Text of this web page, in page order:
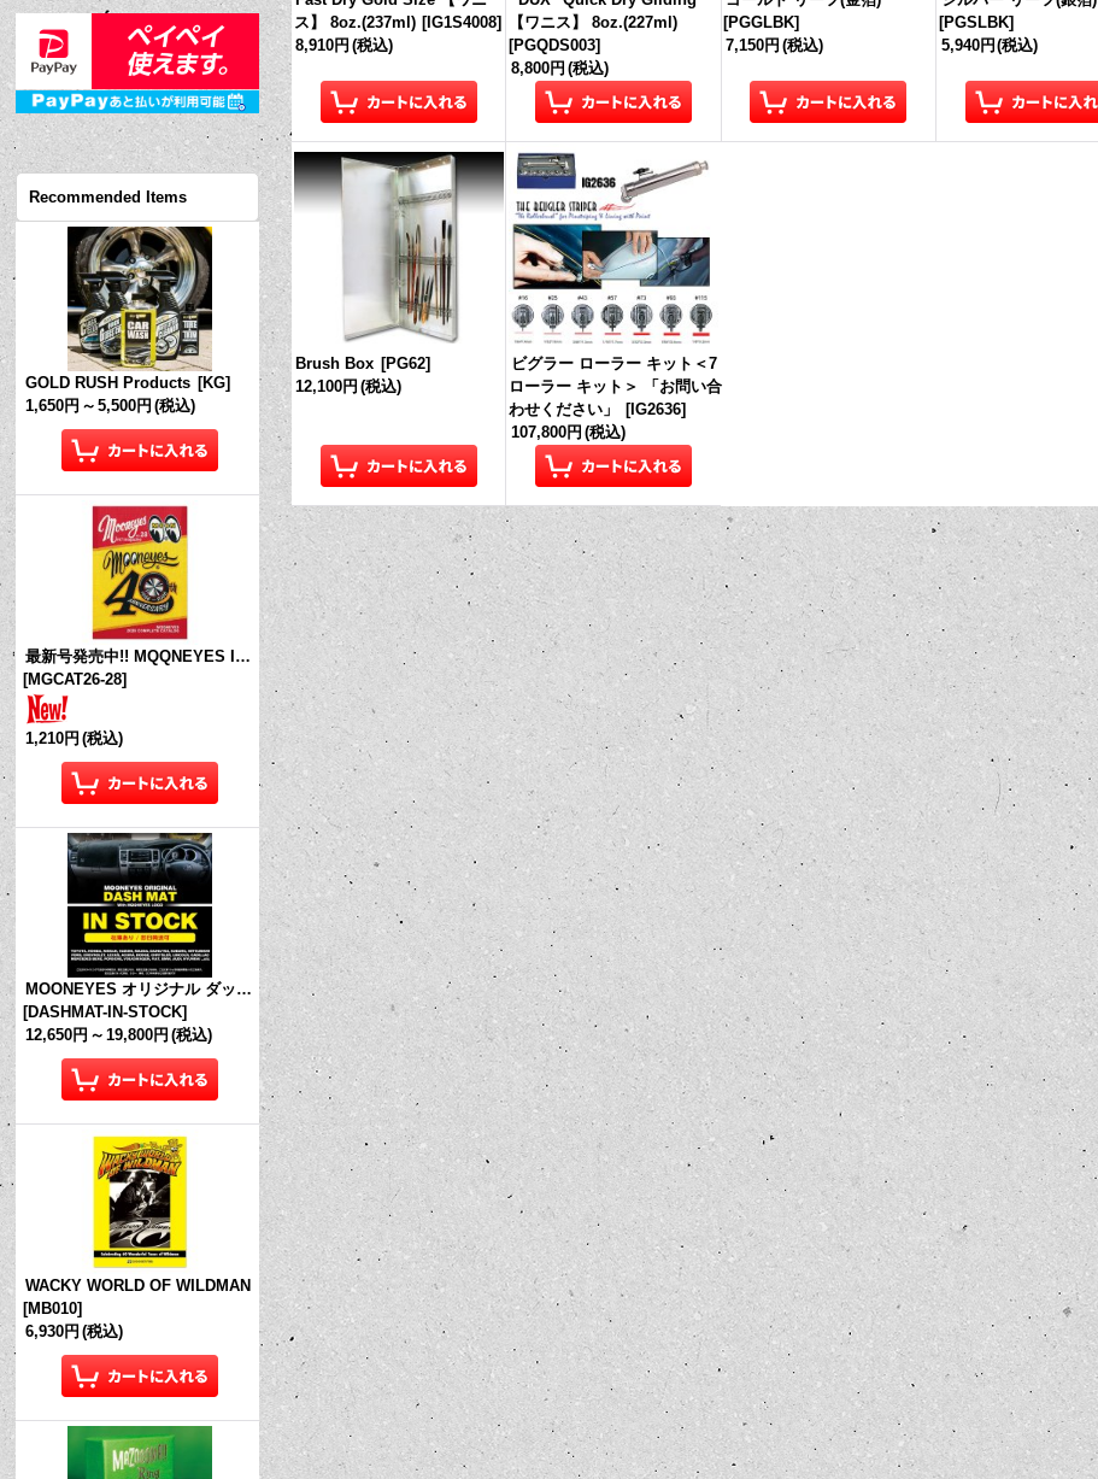
Recommended Items
GOLD RUSH Products [KG]
1,650円 ～ 5,500円 (税込)
最新号発売中!! MQQNEYES International Magazine No.28 2026
[MGCAT26-28]
1,210円 (税込)
MOONEYES オリジナル ダッシュマット (in Stock!)
[DASHMAT-IN-STOCK]
12,650円 ～ 19,800円 (税込)
WACKY WORLD OF WILDMAN
[MB010]
6,930円 (税込)
ス】 8oz.(237ml) [IG1S4008]
8,910円 (税込)
【ワニス】 8oz.(227ml)
[PGQDS003]
8,800円 (税込)
[PGGLBK]
7,150円 (税込)
[PGSLBK]
5,940円 (税込)
Brush Box [PG62]
12,100円 (税込)
ビグラー ローラー キット＜7
ローラー キット＞ 「お問い合
わせください」
[IG2636]
107,800円 (税込)